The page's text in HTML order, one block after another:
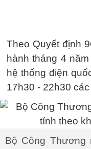
Theo Quyết định
hành tháng 4
hệ thống điện
17h30 - 22h30
Bộ Công Thương